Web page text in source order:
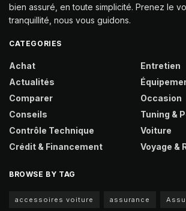
bien assuré, en toute simplicité. Prenez le
tranquillité, nous vous guidons.
CATEGORIES
Achat
Actualités
Comparer
Conseils
Contrôle Technique
Crédit & Financement
Entretien
Occasion
Tuning &
Voiture
Voyage &
BROWSE BY TAG
accessoires voiture assurance